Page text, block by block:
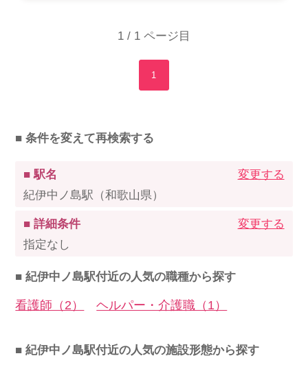
1 / 1 ページ目
1
■ 条件を変えて再検索する
■ 駅名
紀伊中ノ島駅（和歌山県）
変更する
■ 詳細条件
指定なし
変更する
■ 紀伊中ノ島駅付近の人気の職種から探す
看護師（2） ヘルパー・介護職（1）
■ 紀伊中ノ島駅付近の人気の施設形態から探す